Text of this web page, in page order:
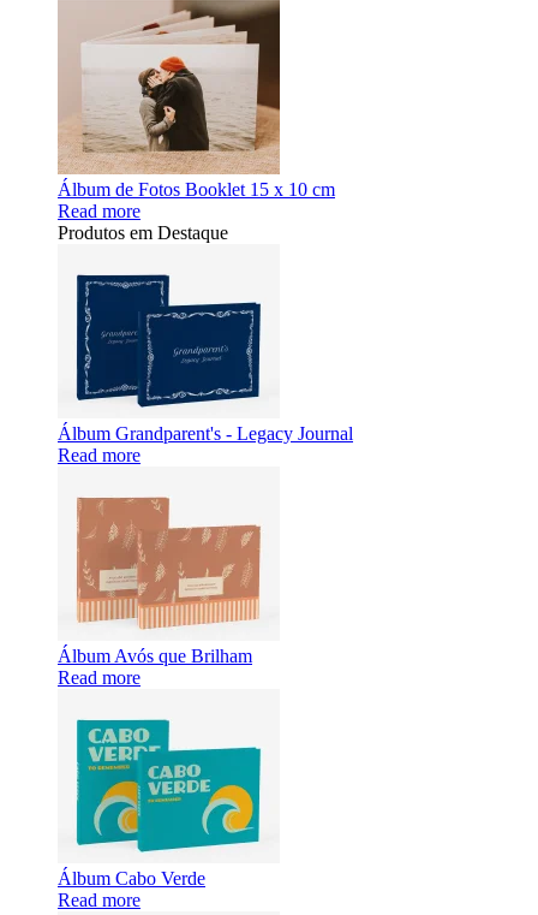
Álbum de Fotos Booklet 15 x 10 cm
Read more
Produtos em Destaque
Álbum Grandparent's - Legacy Journal
Read more
Álbum Avós que Brilham
Read more
Álbum Cabo Verde
Read more